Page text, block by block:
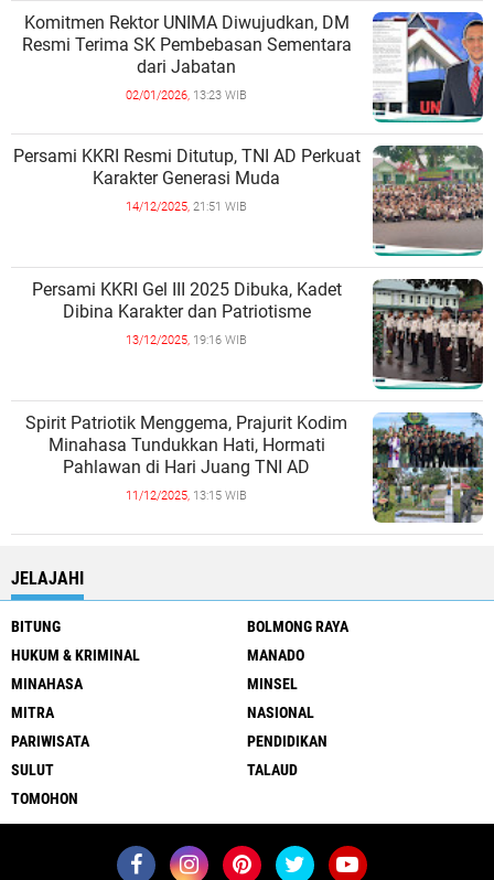
Komitmen Rektor UNIMA Diwujudkan, DM
Resmi Terima SK Pembebasan Sementara
dari Jabatan
02/01/2026, 13:23 WIB
Persami KKRI Resmi Ditutup, TNI AD Perkuat
Karakter Generasi Muda
14/12/2025, 21:51 WIB
Persami KKRI Gel III 2025 Dibuka, Kadet
Dibina Karakter dan Patriotisme
13/12/2025, 19:16 WIB
Spirit Patriotik Menggema, Prajurit Kodim
Minahasa Tundukkan Hati, Hormati
Pahlawan di Hari Juang TNI AD
11/12/2025, 13:15 WIB
JELAJAHI
BITUNG
BOLMONG RAYA
HUKUM & KRIMINAL
MANADO
MINAHASA
MINSEL
MITRA
NASIONAL
PARIWISATA
PENDIDIKAN
SULUT
TALAUD
TOMOHON